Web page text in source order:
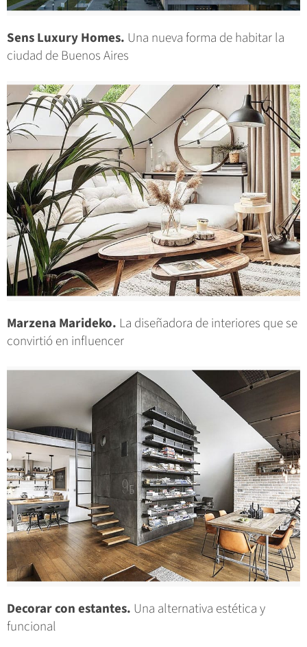
Sens Luxury Homes. Una nueva forma de habitar la
ciudad de Buenos Aires
Marzena Marideko. La diseñadora de interiores que se
convirtió en influencer
Decorar con estantes. Una alternativa estética y
funcional